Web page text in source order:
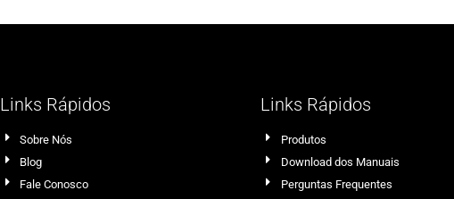
Links Rápidos
Sobre Nós
Blog
Fale Conosco
Links Rápidos
Produtos
Download dos Manuais
Perguntas Frequentes